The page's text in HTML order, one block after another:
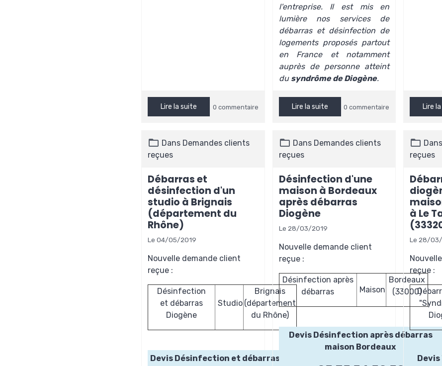
Lire la suite 0 commentaire
l'entreprise. Il est mis en
lumière nos services de
débarraset désinfection de
logementsproposés partout
en France et notamment
auprès de personne atteint
du syndrôme de Diogène.
Lire la suite 0 commentaire Lire
Dans Demandes clients
reçues
Débarras et
désinfection d'un
studio à Brignais
(département du
Rhône)
Le 04/05/2019
Nouvelle demande client
reçue :
Désinfection
et débarras
Diogène
Studio
Brignais
(département
du Rhône)
Devis Désinfection et débarras studio
Dans Demandes clients
reçues
Désinfection d'une
maison à Bordeaux
après débarras
Diogène
Le 28/03/2019
Nouvelle demande client
reçue :
Désinfection après
débarras
Maison
Bordeaux
(33000)
Devis Désinfection après débarras
maison Bordeaux
Dans
reçues
à Le
Le 28/
reçue :